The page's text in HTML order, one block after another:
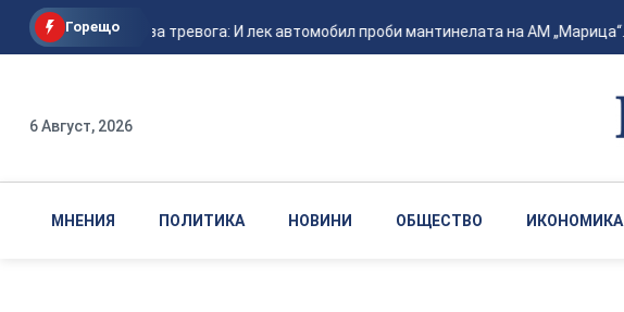
Горещо
Нов сигнал за тревога: И лек автомобил проби мантинелата на АМ „Марица“...
6 Август, 2026
МНЕНИЯ ПОЛИТИКА НОВИНИ ОБЩЕСТВО ИКОНОМИКА